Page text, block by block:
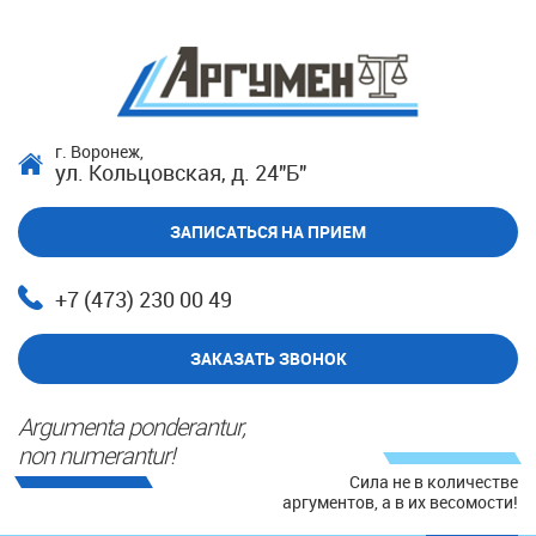
г. Воронеж,
ул. Кольцовская, д. 24"Б"
ЗАПИСАТЬСЯ НА ПРИЕМ
+7 (473) 230 00 49
ЗАКАЗАТЬ ЗВОНОК
Argumenta ponderantur,
non numerantur!
Сила не в количестве
аргументов, а в их весомости!